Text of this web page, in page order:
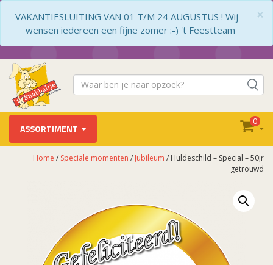
×
VAKANTIESLUITING VAN 01 T/M 24 AUGUSTUS ! Wij
wensen iedereen een fijne zomer :-) 't Feestteam
ASSORTIMENT
0
Home / Speciale momenten / Jubileum / Huldeschild – Special – 50jr
getrouwd